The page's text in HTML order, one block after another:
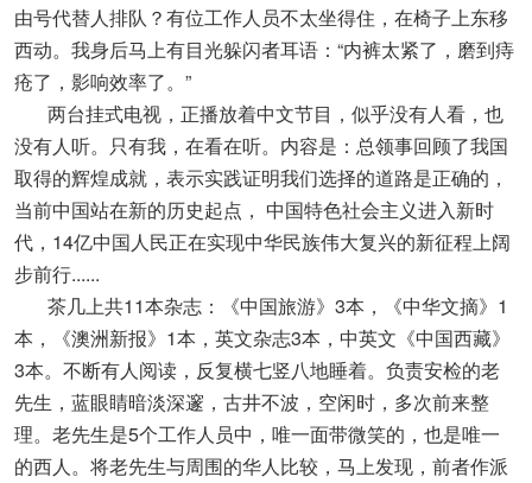
由号代替人排队？有位工作人员不太坐得住，在椅子上东移
西动。我身后马上有目光躲闪者耳语：“内裤太紧了，磨到痔
疮了，影响效率了。”
两台挂式电视，正播放着中文节目，似乎没有人看，也
没有人听。只有我，在看在听。内容是：总领事回顾了我国
取得的辉煌成就，表示实践证明我们选择的道路是正确的，
当前中国站在新的历史起点， 中国特色社会主义进入新时
代，14亿中国人民正在实现中华民族伟大复兴的新征程上阔
步前行......
茶几上共11本杂志：《中国旅游》3本，《中华文摘》1
本，《澳洲新报》1本，英文杂志3本，中英文《中国西藏》
3本。不断有人阅读，反复横七竖八地睡着。负责安检的老
先生，蓝眼睛暗淡深邃，古井不波，空闲时，多次前来整
理。老先生是5个工作人员中，唯一面带微笑的，也是唯一
的西人。将老先生与周围的华人比较，马上发现，前者作派